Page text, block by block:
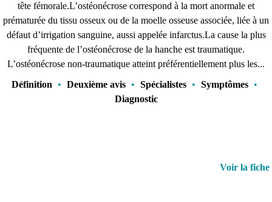
tête fémorale.L’ostéonécrose correspond à la mort anormale et
prématurée du tissu osseux ou de la moelle osseuse associée, liée à un
défaut d’irrigation sanguine, aussi appelée infarctus.La cause la plus
fréquente de l’ostéonécrose de la hanche est traumatique.
L’ostéonécrose non-traumatique atteint préférentiellement plus les...
Définition
• Deuxième avis • Spécialistes • Symptômes •
Diagnostic
Voir la fiche